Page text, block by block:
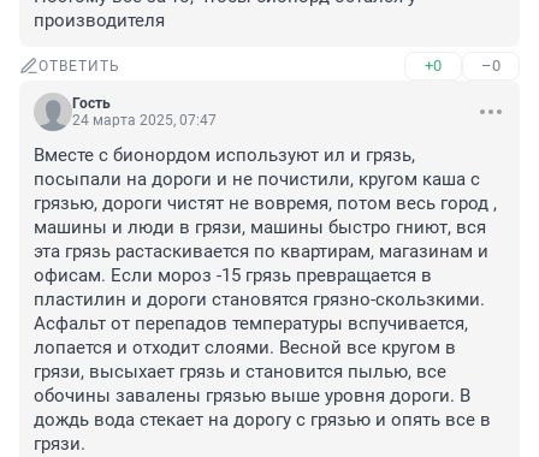
производителя
ОТВЕТИТЬ +0 –0
Гость
24 марта 2025, 07:47
Вместе с бионордом используют ил и грязь,
посыпали на дороги и не почистили, кругом каша с
грязью, дороги чистят не вовремя, потом весь город ,
машины и люди в грязи, машины быстро гниют, вся
эта грязь растаскивается по квартирам, магазинам и
офисам. Если мороз -15 грязь превращается в
пластилин и дороги становятся грязно-скользкими.
Асфальт от перепадов температуры вспучивается,
лопается и отходит слоями. Весной все кругом в
грязи, высыхает грязь и становится пылью, все
обочины завалены грязью выше уровня дороги. В
дождь вода стекает на дорогу с грязью и опять все в
грязи.